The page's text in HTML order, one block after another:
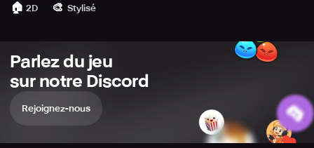
🏠 2D 🎨 Stylisé
Parlez du jeu
sur notre Discord
Rejoignez-nous